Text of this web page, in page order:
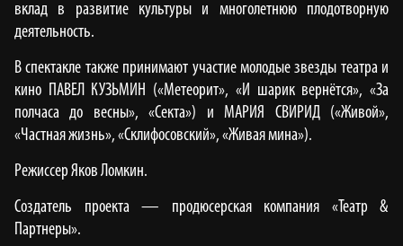
вклад в развитие культуры и многолетнюю плодотворную
деятельность.
В спектакле также принимают участие молодые звезды театра и
кино ПАВЕЛ КУЗЬМИН («Метеорит», «И шарик вернётся», «За
полчаса до весны», «Секта») и МАРИЯ СВИРИД («Живой»,
«Частная жизнь», «Склифосовский», «Живая мина»).
Режиссер Яков Ломкин.
Создатель проекта — продюсерская компания «Театр &
Партнеры».